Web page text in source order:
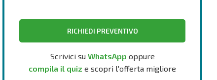
RICHIEDI PREVENTIVO
Scrivici su WhatsApp oppure
compila il quiz e scopri l'offerta migliore